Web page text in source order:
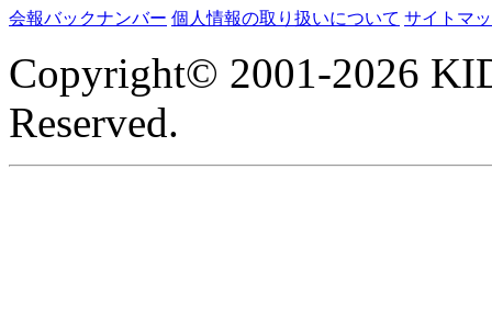
会報バックナンバー 個人情報の取り扱いについて サイトマ
Copyright© 2001-2026
Reserved.